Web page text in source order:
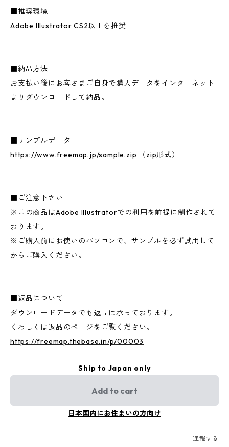
■推奨環境
Adobe Illustrator CS2以上を推奨
■納品方法
お支払い後にお客さまご自身で購入データをインターネット
よりダウンロードして納品。
■サンプルデータ
https://www.freemap.jp/sample.zip （zip形式）
■ご注意下さい
※この商品はAdobe Illustratorでの利用を前提に制作されて
おります。
※ご購入前にお使いのパソコンで、サンプルを必ず試用して
からご購入ください。
■返品について
ダウンロードデータでも返品は承っております。
くわしくは返品のページをご覧ください。
https://freemap.thebase.in/p/00003
Ship to Japan only
Add to cart
日本国内にお住まいの方向け
通報する